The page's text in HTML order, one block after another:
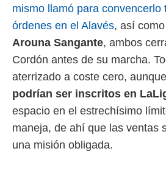
posible
en
interés
Para
su
u
datos
en
mismo llamó para convencerlo
órdenes en el Alavés, así como
Arouna Sangante, ambos
Cordón antes de su marcha.
aterrizado a coste cero, aunque
podrían ser inscritos en
espacio en el estrechísimo
maneja, de ahí que las ventas
una misión obligada.